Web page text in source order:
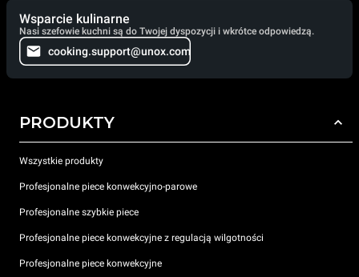
Wsparcie kulinarne
Nasi szefowie kuchni są do Twojej dyspozycji i wkrótce odpowiedzą.
cooking.support@unox.com
PRODUKTY
Wszystkie produkty
Profesjonalne piece konwekcyjno-parowe
Profesjonalne szybkie piece
Profesjonalne piece konwekcyjne z regulacją wilgotności
Profesjonalne piece konwekcyjne